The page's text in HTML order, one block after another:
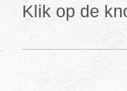
Klik op de